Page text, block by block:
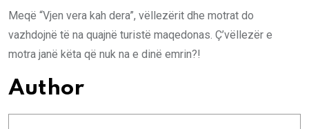
Meqë “Vjen vera kah dera”, vëllezërit dhe motrat do
vazhdojnë të na quajnë turistë maqedonas. Ç’vëllezër e
motra janë këta që nuk na e dinë emrin?!
Author